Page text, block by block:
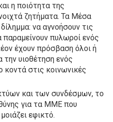
η ποιότητα της
ζητήματα. Τα Μέσα
να αγνοήσουν τις
παραμείνουν πυλωροί ενός
έχουν πρόσβαση όλοι ή
την υιοθέτηση ενός
κοντά στις κοινωνικές
και των συνδέσμων, το
για τα ΜΜΕ που
εφικτό.